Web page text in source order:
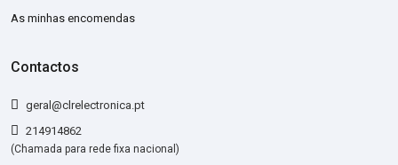
As minhas encomendas
Contactos
geral@clrelectronica.pt
214914862
(Chamada para rede fixa nacional)